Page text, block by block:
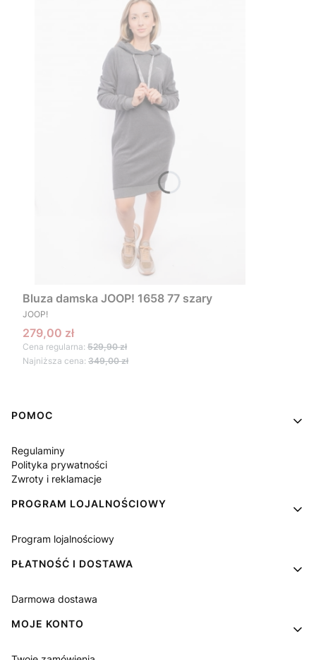
Bluza damska JOOP! 1658 77 szary
PRODUCENT
JOOP!
Cena promocyjna
279,00 zł
Cena regularna: 529,90 zł
Najniższa cena: 349,00 zł
Linki w stopce
POMOC
Regulaminy
Polityka prywatności
Zwroty i reklamacje
PROGRAM LOJALNOŚCIOWY
Program lojalnościowy
PŁATNOŚĆ I DOSTAWA
Darmowa dostawa
MOJE KONTO